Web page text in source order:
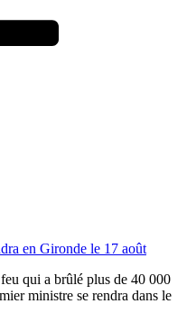
en Gironde le 17 août
qui a brûlé plus de 40 000
ministre se rendra dans le